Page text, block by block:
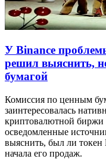
У Binance
решил выяснить,
бумагой
Комиссия по ценным
заинтересовалась
криптовалютной биржи
осведомленные
выяснить, был ли
начала его продаж.